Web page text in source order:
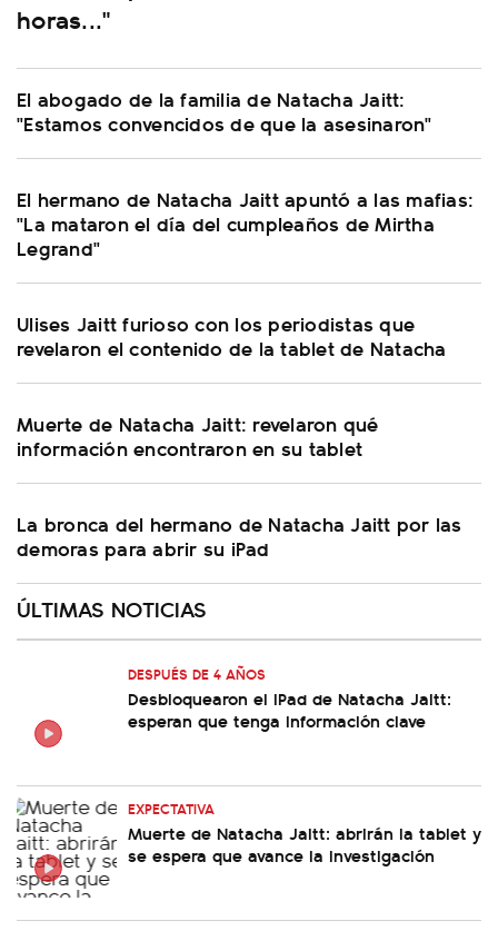
horas..."
El abogado de la familia de Natacha Jaitt:
"Estamos convencidos de que la asesinaron"
El hermano de Natacha Jaitt apuntó a las mafias:
"La mataron el día del cumpleaños de Mirtha
Legrand"
Ulises Jaitt furioso con los periodistas que
revelaron el contenido de la tablet de Natacha
Muerte de Natacha Jaitt: revelaron qué
información encontraron en su tablet
La bronca del hermano de Natacha Jaitt por las
demoras para abrir su iPad
ÚLTIMAS NOTICIAS
DESPUÉS DE 4 AÑOS
Desbloquearon el iPad de Natacha Jaitt:
esperan que tenga información clave
EXPECTATIVA
Muerte de Natacha Jaitt: abrirán la tablet y
se espera que avance la investigación